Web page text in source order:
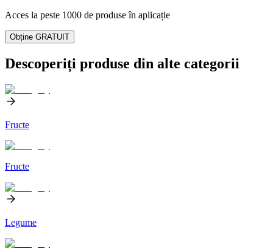
Acces la peste 1000 de produse în aplicație
Obține GRATUIT
Descoperiți produse din alte categorii
Fructe
Fructe
Legume